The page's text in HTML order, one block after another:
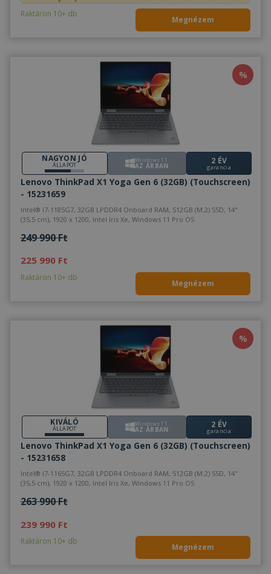
Raktáron 10+ db
Megnézem
%
NAGYON JÓ
ÁLLAPOT
Windows 11
AZ ÁRBAN 2 ÉV
garancia
Lenovo ThinkPad X1 Yoga Gen 6 (32GB) (Touchscreen)
- 15231659
Intel® i7-1185G7, 32GB LPDDR4 Onboard RAM, 512GB (M.2) SSD, 14"
(35,5 cm), 1920 x 1200, Intel Iris Xe, Windows 11 Pro OS
249 990 Ft
225 990 Ft
Raktáron 10+ db
Megnézem
%
KIVÁLÓ
ÁLLAPOT
Windows 11
AZ ÁRBAN 2 ÉV
garancia
Lenovo ThinkPad X1 Yoga Gen 6 (32GB) (Touchscreen)
- 15231658
Intel® i7-1165G7, 32GB LPDDR4 Onboard RAM, 512GB (M.2) SSD, 14"
(35,5 cm), 1920 x 1200, Intel Iris Xe, Windows 11 Pro OS
263 990 Ft
239 990 Ft
Raktáron 10+ db
Megnézem